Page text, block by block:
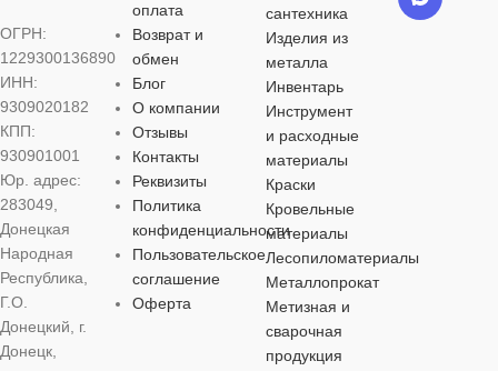
ЗАЩИТЫ
IP54
НАПРЯЖЕНИЕ
220 В
77 мм
ШИРИНА
72 мм
ОСОБЕННОСТИ
защитное покрытие
ОГРН:
1229300136890
ИНН:
9309020182
КПП:
930901001
Юр. адрес:
283049,
Донецкая
Народная
Республика,
Г.О.
Донецкий, г.
Донецк,
оплата
Возврат и
обмен
Блог
О компании
Отзывы
Контакты
Реквизиты
Политика
конфиденциальности
Пользовательское
соглашение
Оферта
сантехника
Изделия из
металла
Инвентарь
Инструмент
и расходные
материалы
Краски
Кровельные
материалы
Лесопиломатериалы
Металлопрокат
Метизная и
сварочная
продукция